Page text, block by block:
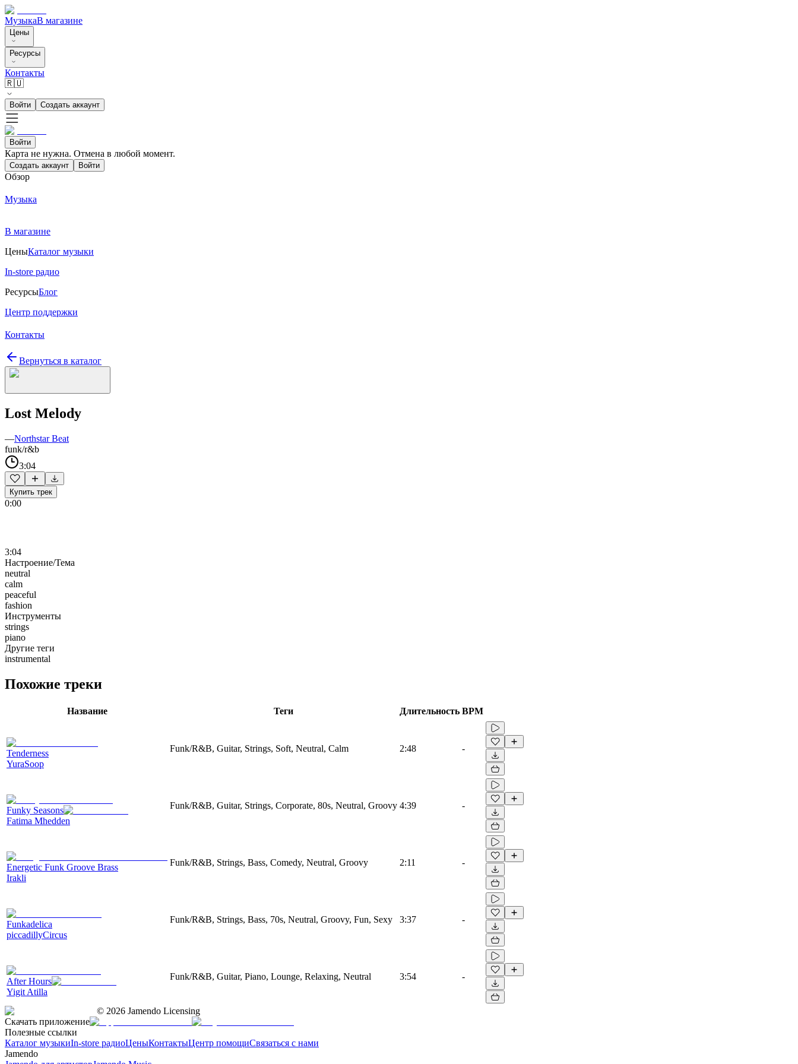
МузыкаВ магазине
Цены
Ресурсы
Контакты
🇷🇺
Войти Создать аккаунт
Войти
Карта не нужна. Отмена в любой момент.
Создать аккаунт Войти
Обзор
Музыка
В магазине
ЦеныКаталог музыки
In-store радио
РесурсыБлог
Центр поддержки
Контакты
Вернуться в каталог
Lost Melody
—Northstar Beat
funk/r&b
3:04
Купить трек
0:00
3:04
Настроение/Тема
neutral
calm
peaceful
fashion
Инструменты
strings
piano
Другие теги
instrumental
Похожие треки
Название Теги Длительность BPM
Tenderness
YuraSoop
Funk/R&B, Guitar, Strings, Soft, Neutral, Calm 2:48 -
Funky Seasons
Fatima Mhedden
Funk/R&B, Guitar, Strings, Corporate, 80s, Neutral, Groovy 4:39 -
Energetic Funk Groove Brass
Irakli
Funk/R&B, Strings, Bass, Comedy, Neutral, Groovy 2:11 -
Funkadelica
piccadillyCircus
Funk/R&B, Strings, Bass, 70s, Neutral, Groovy, Fun, Sexy 3:37 -
After Hours
Yigit Atilla
Funk/R&B, Guitar, Piano, Lounge, Relaxing, Neutral 3:54 -
© 2026 Jamendo Licensing
Скачать приложение
Полезные ссылки
Каталог музыкиIn-store радиоЦеныКонтактыЦентр помощиСвязаться с нами
Jamendo